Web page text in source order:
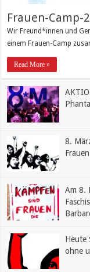
Frauen-Camp-
Wir Freund*innen und
einem Frauen-Camp
Read More »
8.
Frauen
Am 8.
Heute
ohne